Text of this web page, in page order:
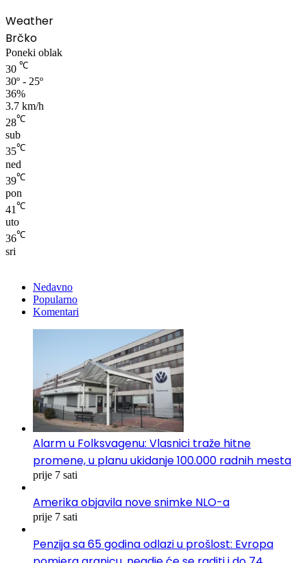
Weather
Brčko
Poneki oblak
30 ℃
30º - 25º
36%
3.7 km/h
28℃
sub
35℃
ned
39℃
pon
41 ℃
uto
36℃
sri
Nedavno
Popularno
Komentari
Alarm u Folksvagenu: Vlasnici traže hitne
promene, u planu ukidanje 100.000 radnih mesta
prije 7 sati
Amerika objavila nove snimke NLO-a
prije 7 sati
Penzija sa 65 godina odlazi u prošlost: Evropa